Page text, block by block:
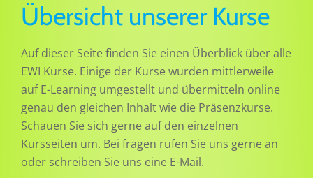
Übersicht unserer Kurse
Auf dieser Seite finden Sie einen Überblick über alle
EWI Kurse. Einige der Kurse wurden mittlerweile
auf E-Learning umgestellt und übermitteln online
genau den gleichen Inhalt wie die Präsenzkurse.
Schauen Sie sich gerne auf den einzelnen
Kursseiten um. Bei fragen rufen Sie uns gerne an
oder schreiben Sie uns eine E-Mail.